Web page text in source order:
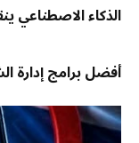
الذكاء الاصطناعي
أفضل برامج إدارة